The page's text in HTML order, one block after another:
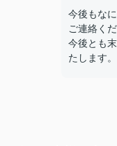
今後もな
ご連絡くだ
今後とも
たします。